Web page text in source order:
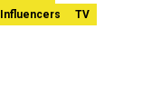
Influencers TV